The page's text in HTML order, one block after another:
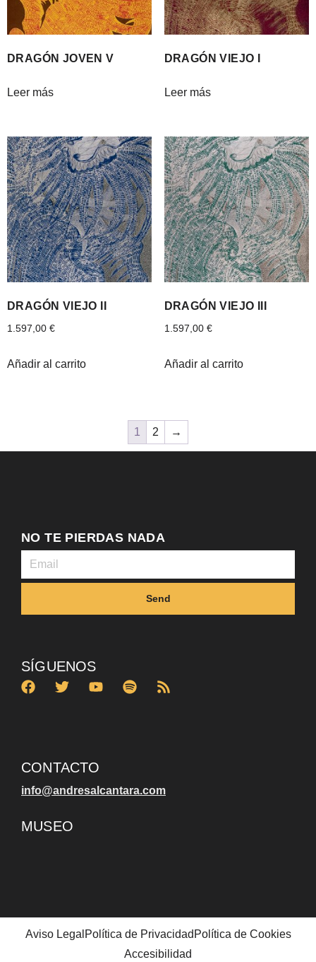
DRAGÓN JOVEN V
Leer más
DRAGÓN VIEJO I
Leer más
DRAGÓN VIEJO II
1.597,00 €
Añadir al carrito
DRAGÓN VIEJO III
1.597,00 €
Añadir al carrito
1 2 →
NO TE PIERDAS NADA
Send
SÍGUENOS
CONTACTO
info@andresalcantara.com
MUSEO
Aviso Legal Política de Privacidad Política de Cookies
Accesibilidad